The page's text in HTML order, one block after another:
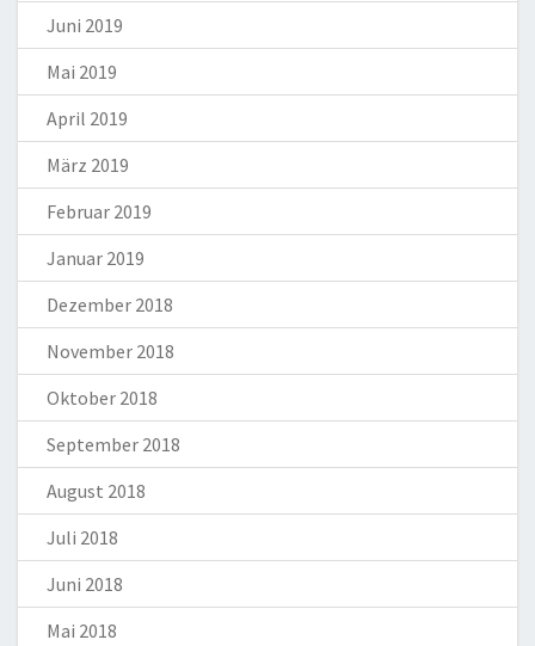
Juni 2019
Mai 2019
April 2019
März 2019
Februar 2019
Januar 2019
Dezember 2018
November 2018
Oktober 2018
September 2018
August 2018
Juli 2018
Juni 2018
Mai 2018